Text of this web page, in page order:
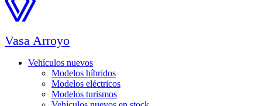
Vasa Arroyo
Vehículos nuevos
Modelos híbridos
Modelos eléctricos
Modelos turismos